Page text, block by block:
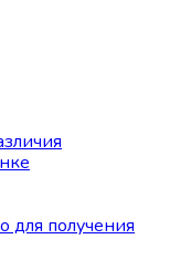
для получения